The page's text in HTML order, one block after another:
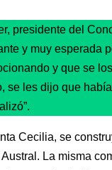
presidente del
y muy esperada
y que se
se les dijo que
Cecilia, se
La misma